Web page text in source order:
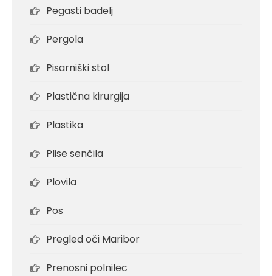
Pegasti badelj
Pergola
Pisarniški stol
Plastična kirurgija
Plastika
Plise senčila
Plovila
Pos
Pregled oči Maribor
Prenosni polnilec